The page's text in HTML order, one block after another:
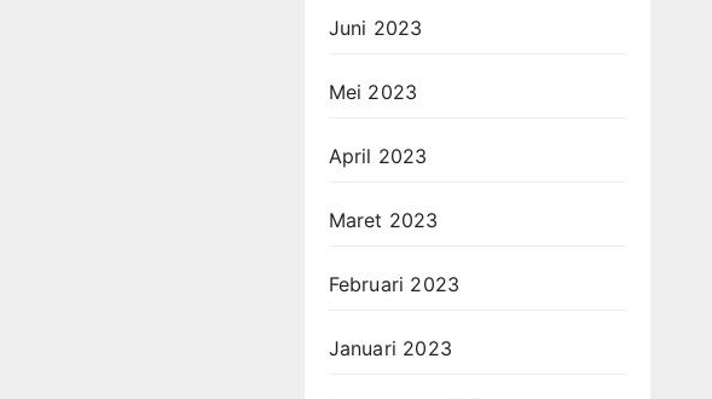
Juni 2023
Mei 2023
April 2023
Maret 2023
Februari 2023
Januari 2023